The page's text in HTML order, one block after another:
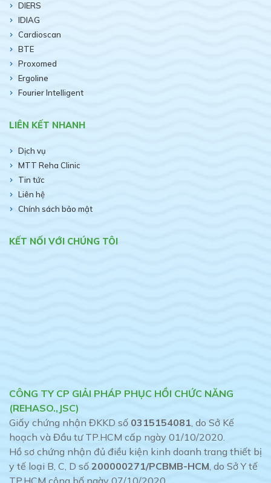
DIERS
IDIAG
Cardioscan
BTE
Proxomed
Ergoline
Fourier Intelligent
LIÊN KẾT NHANH
Dịch vụ
MTT Reha Clinic
Tin tức
Liên hệ
Chính sách bảo mật
KẾT NỐI VỚI CHÚNG TÔI
CÔNG TY CP GIẢI PHÁP PHỤC HỒI CHỨC NĂNG
(REHASO.,JSC)
Giấy chứng nhận ĐKKD số 0315154081, do Sở Kế
hoạch và Đầu tư TP.HCM cấp ngày 01/10/2020.
Hồ sơ chứng nhận đủ điều kiện kinh doanh trang thiết bị
y tế loại B, C, D số 200000271/PCBMB-HCM, do Sở Y tế